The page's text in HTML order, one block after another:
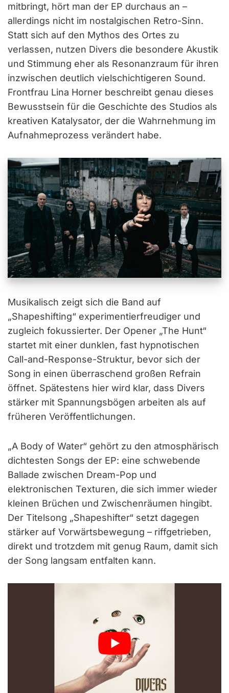
mitbringt, hört man der EP durchaus an –
allerdings nicht im nostalgischen Retro-Sinn.
Statt sich auf den Mythos des Ortes zu
verlassen, nutzen Divers die besondere Akustik
und Stimmung eher als Resonanzraum für ihren
inzwischen deutlich vielschichtigeren Sound.
Frontfrau Lina Horner beschreibt genau dieses
Bewusstsein für die Geschichte des Studios als
kreativen Katalysator, der die Wahrnehmung im
Aufnahmeprozess verändert habe.
Musikalisch zeigt sich die Band auf
„Shapeshifting“ experimentierfreudiger und
zugleich fokussierter. Der Opener „The Hunt“
startet mit einer dunklen, fast hypnotischen
Call-and-Response-Struktur, bevor sich der
Song in einen überraschend großen Refrain
öffnet. Spätestens hier wird klar, dass Divers
stärker mit Spannungsbögen arbeiten als auf
früheren Veröffentlichungen.
„A Body of Water“ gehört zu den atmosphärisch
dichtesten Songs der EP: eine schwebende
Ballade zwischen Dream-Pop und
elektronischen Texturen, die sich immer wieder
kleinen Brüchen und Zwischenräumen hingibt.
Der Titelsong „Shapeshifter“ setzt dagegen
stärker auf Vorwärtsbewegung – riffgetrieben,
direkt und trotzdem mit genug Raum, damit sich
der Song langsam entfalten kann.